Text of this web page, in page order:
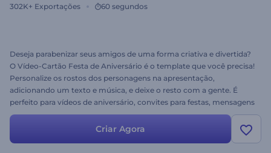
302K+ Exportações 60 segundos
Deseja parabenizar seus amigos de uma forma criativa e divertida?
O Vídeo-Cartão Festa de Aniversário é o template que você precisa!
Personalize os rostos dos personagens na apresentação,
adicionando um texto e música, e deixe o resto com a gente. É
perfeito para vídeos de aniversário, convites para festas, mensagens
de vídeo engraçadas e muito mais. Experimente agora
gratuitamente e espalhe alegria!
Criar Agora